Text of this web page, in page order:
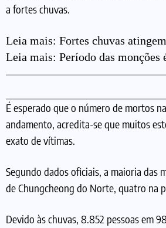
a fortes chuvas.
Leia mais: Fortes chuvas
Leia mais: Período das monções
É esperado que o número de mortos
andamento, acredita-se que muitos
exato de vítimas.
Segundo dados oficiais, a maioria das
de Chungcheong do Norte, quatro na
Devido às chuvas, 8.852 pessoas em